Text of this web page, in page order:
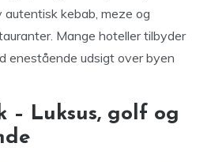
autentisk kebab, meze og
Mange hoteller tilbyder
enestående udsigt over byen
– Luksus, golf og